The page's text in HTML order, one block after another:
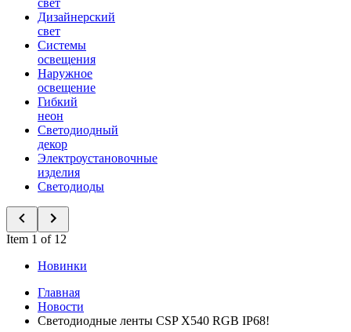
свет
Дизайнерский
свет
Системы
освещения
Наружное
освещение
Гибкий
неон
Светодиодный
декор
Электроустановочные
изделия
Светодиоды
Item 1 of 12
Новинки
Главная
Новости
Светодиодные ленты CSP X540 RGB IP68!